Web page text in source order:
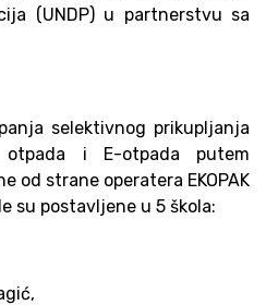
(UNDP) u partnerstvu sa
selektivnog prikupljanja
otpada i E-otpada putem
od strane operatera EKOPAK
su postavljene u 5 škola: